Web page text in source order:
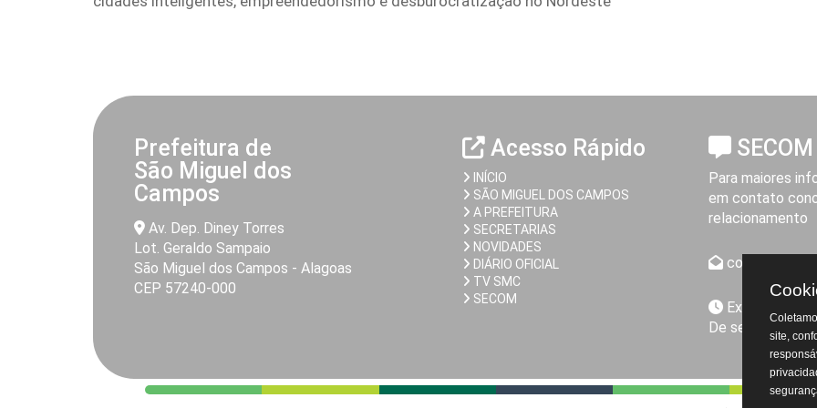
Prefeitura de
São Miguel dos
Campos
Av. Dep. Diney Torres
Lot. Geraldo Sampaio
São Miguel dos Campos - Alagoas
CEP 57240-000
Acesso Rápido
INÍCIO
SÃO MIGUEL DOS CAMPOS
A PREFEITURA
SECRETARIAS
NOVIDADES
DIÁRIO OFICIAL
TV SMC
SECOM
SECOM
Para maiores
em contato
relacionamento
Expediente
De segunda a
site,